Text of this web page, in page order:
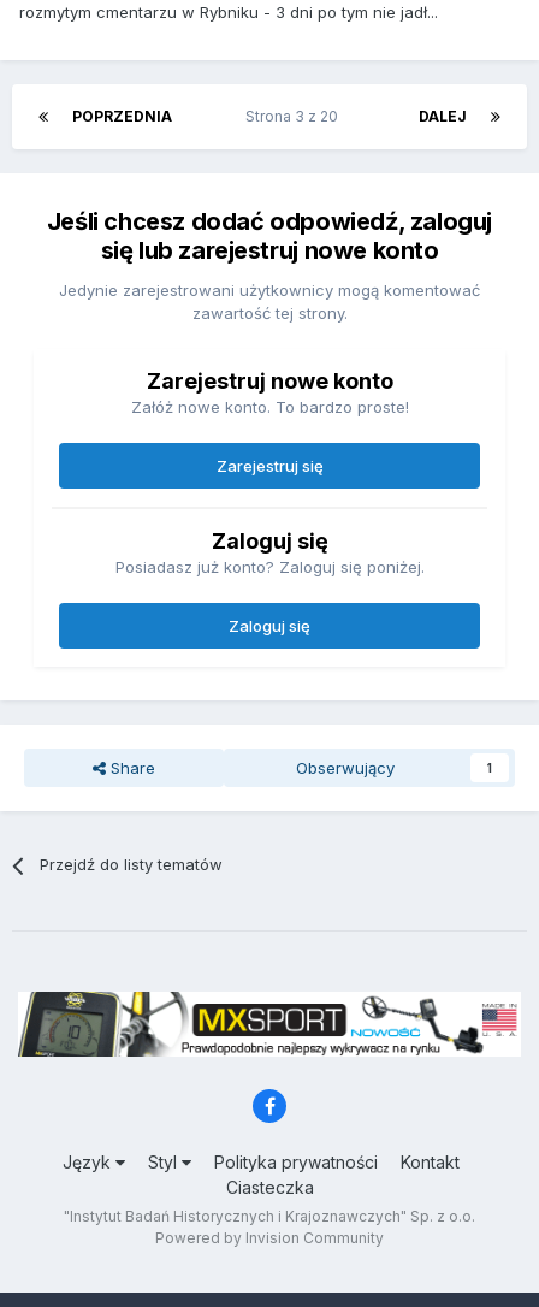
rozmytym cmentarzu w Rybniku - 3 dni po tym nie jadł...
POPRZEDNIA DALEJ
Strona 3 z 20
Jeśli chcesz dodać odpowiedź, zaloguj
się lub zarejestruj nowe konto
Jedynie zarejestrowani użytkownicy mogą komentować
zawartość tej strony.
Zarejestruj nowe konto
Załóż nowe konto. To bardzo proste!
Zarejestruj się
Zaloguj się
Posiadasz już konto? Zaloguj się poniżej.
Zaloguj się
Share Obserwujący 1
Przejdź do listy tematów
Język Styl Polityka prywatności
Kontakt
Ciasteczka
"Instytut Badań Historycznych i Krajoznawczych" Sp. z o.o.
Powered by Invision Community